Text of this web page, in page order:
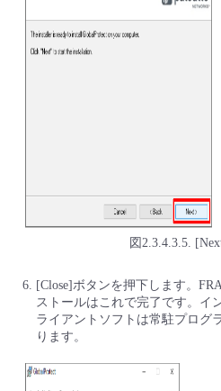
図2.3.4.3.5.
[Close]ボタンを押下します。
ストールはこれで完了です。イ
ライアントソフトは常駐プログ
ります。